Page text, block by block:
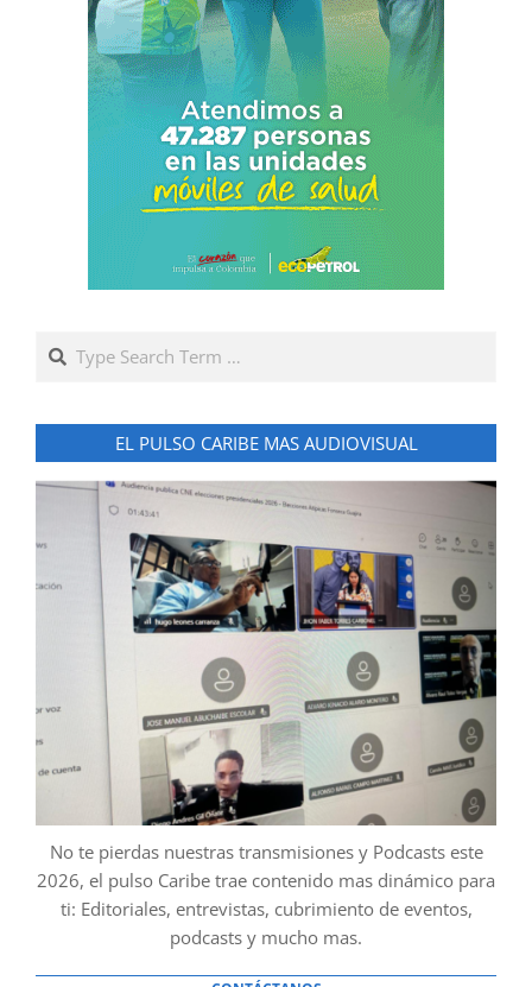
Search
EL PULSO CARIBE MAS AUDIOVISUAL
No te pierdas nuestras transmisiones y Podcasts este
2026, el pulso Caribe trae contenido mas dinámico para
ti: Editoriales, entrevistas, cubrimiento de eventos,
podcasts y mucho mas.